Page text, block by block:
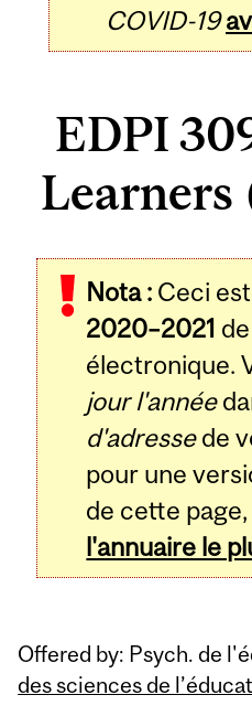
COVID-19
EDPI
Learners
Nota : Ceci
2020–2021
électronique.
jour l'année
d'adressede
pour une
de cette page,
l'annuaire le
Offered by: Psych. de
des sciences de
Related
Content